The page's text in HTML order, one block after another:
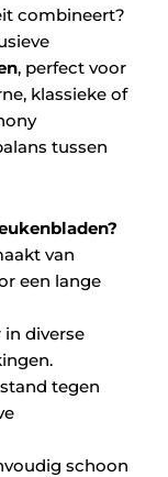
combineert?
, perfect voor
klassieke of
tussen
van
een lange
in diverse
tegen
schoon